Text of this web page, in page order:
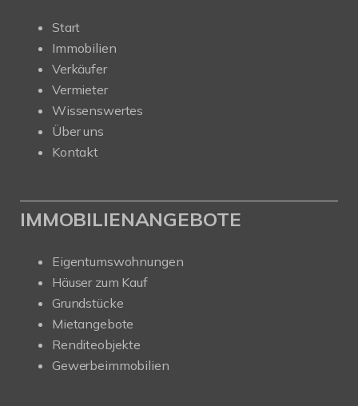
Start
Immobilien
Verkäufer
Vermieter
Wissenswertes
Über uns
Kontakt
IMMOBILIENANGEBOTE
Eigentumswohnungen
Häuser zum Kauf
Grundstücke
Mietangebote
Renditeobjekte
Gewerbeimmobilien